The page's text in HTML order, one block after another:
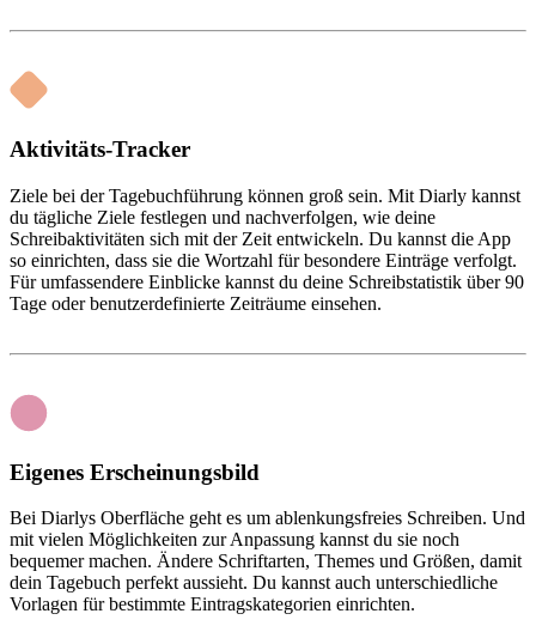
Aktivitäts-Tracker
Ziele bei der Tagebuchführung können groß sein. Mit Diarly kannst
du tägliche Ziele festlegen und nachverfolgen, wie deine
Schreibaktivitäten sich mit der Zeit entwickeln. Du kannst die App
so einrichten, dass sie die Wortzahl für besondere Einträge verfolgt.
Für umfassendere Einblicke kannst du deine Schreibstatistik über 90
Tage oder benutzerdefinierte Zeiträume einsehen.
Eigenes Erscheinungsbild
Bei Diarlys Oberfläche geht es um ablenkungsfreies Schreiben. Und
mit vielen Möglichkeiten zur Anpassung kannst du sie noch
bequemer machen. Ändere Schriftarten, Themes und Größen, damit
dein Tagebuch perfekt aussieht. Du kannst auch unterschiedliche
Vorlagen für bestimmte Eintragskategorien einrichten.